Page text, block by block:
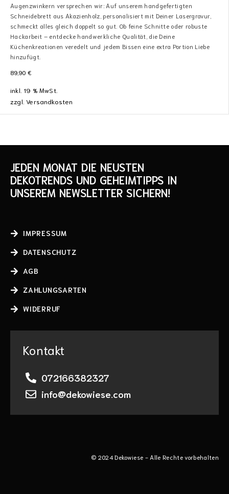
Augenzwinkern versprechen wir: Auf unserem handgefertigten
Schneidebrett aus Akazienholz, personalisiert mit Deiner Lasergravur,
schmeckt alles gleich doppelt so gut. Ob feine Schnitte oder robuste
Hackarbeit – entdecke handwerkliche Qualität, die Deine
Küchenkreationen veredelt und jedem Bissen eine extra Portion Liebe
hinzufügt.
89,90 €
inkl. 19 % MwSt.
zzgl.Versandkosten
JEDEN MONAT DIE NEUSTEN
DEKOTRENDS UND GEHEIMTIPPS IN
UNSEREM NEWSLETTER SICHERN!
IMPRESSUM
DATENSCHUTZ
AGB
ZAHLUNGSARTEN
WIDERRUF
Kontakt
072166382327
info@dekowiese.com
© 2024 Dekowiese - Alle Rechte vorbehalten